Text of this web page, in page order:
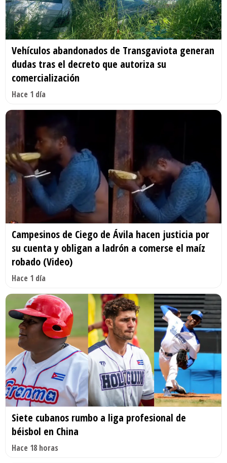
Vehículos abandonados de Transgaviota generan
dudas tras el decreto que autoriza su
comercialización
Hace 1 día
Campesinos de Ciego de Ávila hacen justicia por
su cuenta y obligan a ladrón a comerse el maíz
robado (Video)
Hace 1 día
Siete cubanos rumbo a liga profesional de
béisbol en China
Hace 18 horas